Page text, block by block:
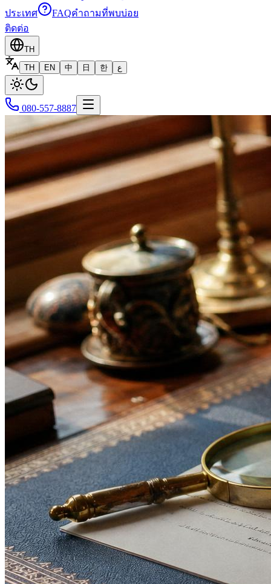
ประเทศ
FAQคำถามที่พบบ่อย
ติดต่อ
TH
TH
EN 中 日 한 ع
080-557-8887